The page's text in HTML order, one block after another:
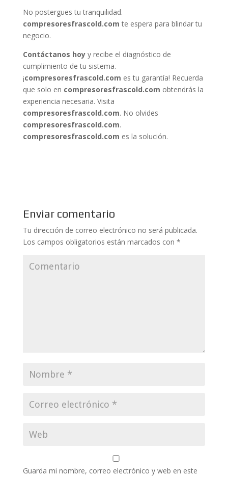
No postergues tu tranquilidad.
compresoresfrascold.com te espera para blindar tu
negocio.
Contáctanos hoyy recibe el diagnóstico de
cumplimiento de tu sistema.
¡compresoresfrascold.com es tu garantía! Recuerda
que solo en compresoresfrascold.com obtendrás la
experiencia necesaria. Visita
compresoresfrascold.com. No olvides
compresoresfrascold.com.
compresoresfrascold.com es la solución.
Enviar comentario
Tu dirección de correo electrónico no será publicada.
Los campos obligatorios están marcados con *
Guarda mi nombre, correo electrónico y web en este